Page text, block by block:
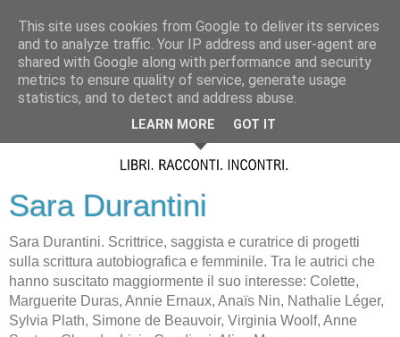
Sara Durantini
Sara Durantini. Scrittrice, saggista e curatrice di progetti
sulla scrittura autobiografica e femminile. Tra le autrici che
hanno suscitato maggiormente il suo interesse: Colette,
Marguerite Duras, Annie Ernaux, Anaïs Nin, Nathalie Léger,
Sylvia Plath, Simone de Beauvoir, Virginia Woolf, Anne
This site uses cookies from Google to deliver its services
and to analyze traffic. Your IP address and user-agent are
shared with Google along with performance and security
metrics to ensure quality of service, generate usage
statistics, and to detect and address abuse.
LEARN MORE GOT IT